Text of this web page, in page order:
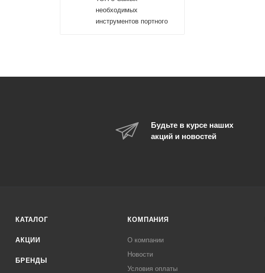
необходимых
инструментов портного
Будьте в курсе наших
акций и новостей
КАТАЛОГ
АКЦИИ
БРЕНДЫ
КОМПАНИЯ
О компании
Новости
Условия оплаты